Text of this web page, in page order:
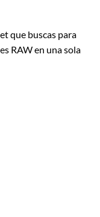
que buscas para
RAW en una sola